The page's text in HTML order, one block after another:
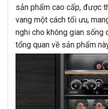
sản phẩm cao cấp, được
vang một cách tối ưu,
nghi cho không gian sống
tổng quan về sản phẩm